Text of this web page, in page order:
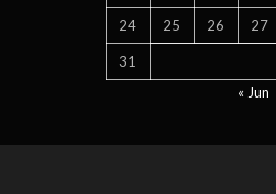
24 25 26 27
31
« Jun